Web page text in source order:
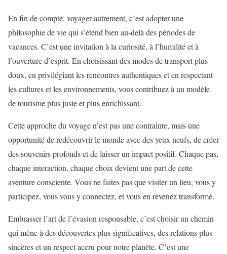
En fin de compte, voyager autrement, c’est adopter une
philosophie de vie qui s’étend bien au-delà des périodes de
vacances. C’est une invitation à la curiosité, à l’humilité et à
l’ouverture d’esprit. En choisissant des modes de transport plus
doux, en privilégiant les rencontres authentiques et en respectant
les cultures et les environnements, vous contribuez à un modèle
de tourisme plus juste et plus enrichissant.
Cette approche du voyage n’est pas une contrainte, mais une
opportunité de redécouvrir le monde avec des yeux neufs, de créer
des souvenirs profonds et de laisser un impact positif. Chaque pas,
chaque interaction, chaque choix devient une part de cette
aventure consciente. Vous ne faites pas que visiter un lieu, vous y
participez, vous vous y connectez, et vous en revenez transformé.
Embrasser l’art de l’évasion responsable, c’est choisir un chemin
qui mène à des découvertes plus significatives, des relations plus
sincères et un respect accru pour notre planète. C’est une